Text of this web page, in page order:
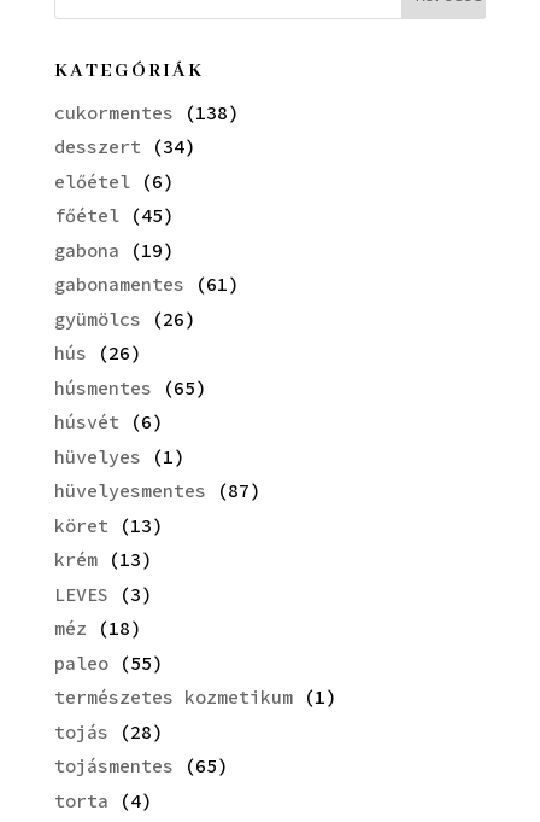
KATEGÓRIÁK
cukormentes (138)
desszert (34)
előétel(6)
főétel(45)
gabona (19)
gabonamentes (61)
gyümölcs (26)
hús (26)
húsmentes (65)
húsvét (6)
hüvelyes (1)
hüvelyesmentes (87)
köret (13)
krém(13)
LEVES (3)
méz (18)
paleo(55)
természetes kozmetikum(1)
tojás (28)
tojásmentes (65)
torta (4)